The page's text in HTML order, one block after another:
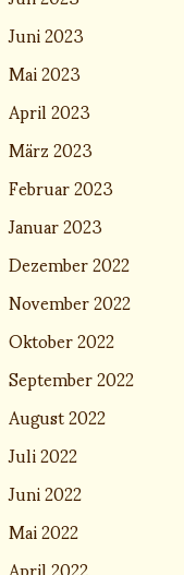
Juni 2023
Mai 2023
April 2023
März 2023
Februar 2023
Januar 2023
Dezember 2022
November 2022
Oktober 2022
September 2022
August 2022
Juli 2022
Juni 2022
Mai 2022